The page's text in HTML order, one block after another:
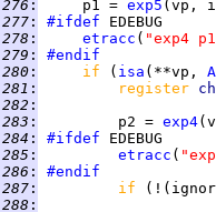
276 :
     p1 =
exp5
277 : #ifdef
278 : etracc ( "exp4
279 :
#endif
280 : if ( isa (**vp,
281 : register
282 :
283 :
         p2 =
exp4
284 : #ifdef
285 : etracc (
286 :
#endif
287 : if
288 :